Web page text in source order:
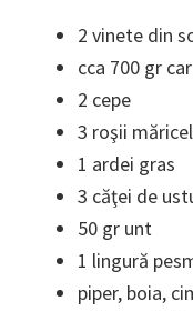
2 vinete din
cca 700 gr
2 cepe
3 roşii
1 ardei gras
3 căţei de
50 gr unt
1 lingură
piper, boia,